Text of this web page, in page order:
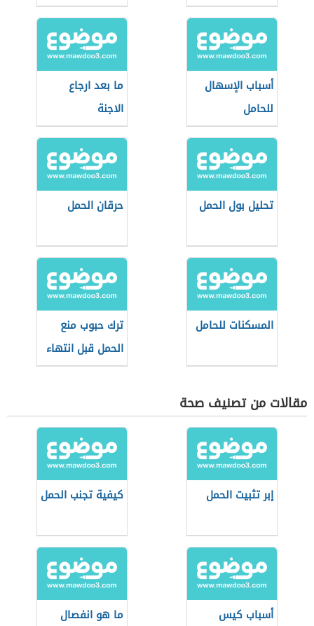
والحمل
أسباب الإسهال
للحامل
ما بعد ارجاع
الاجنة
تحليل بول الحمل حرقان الحمل
المسكنات للحامل
ترك حبوب منع
الحمل قبل انتهاء
الشريط
مقالات من تصنيف صحة
إبر تثبيت الحمل كيفية تجنب الحمل
أسباب كيس
ما هو انفصال